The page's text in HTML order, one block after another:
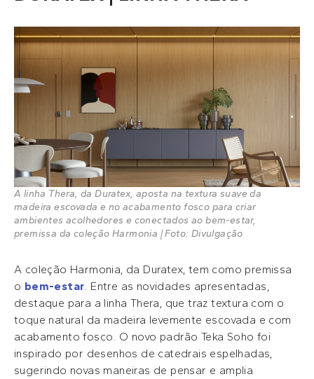
A linha Thera, da Duratex, aposta na textura suave da
madeira escovada e no acabamento fosco para criar
ambientes acolhedores e conectados ao bem-estar,
premissa da coleção Harmonia | Foto: Divulgação
A coleção Harmonia, da Duratex, tem como premissa
o bem-estar . Entre as novidades apresentadas,
destaque para a linha Thera, que traz textura com o
toque natural da madeira levemente escovada e com
acabamento fosco. O novo padrão Teka Soho foi
inspirado por desenhos de catedrais espelhadas,
sugerindo novas maneiras de pensar e amplia